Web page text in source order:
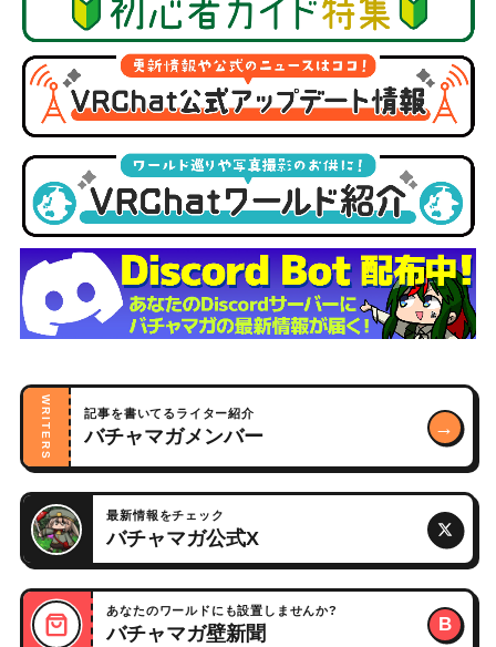
WRITERS 記事を書いてるライター紹介
バチャマガメンバー →
最新情報をチェック
バチャマガ公式X
あなたのワールドにも設置しませんか?
バチャマガ壁新聞 B